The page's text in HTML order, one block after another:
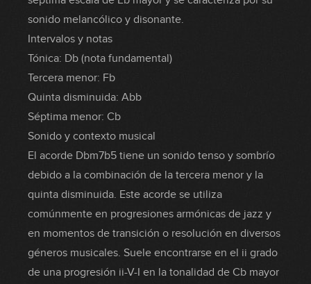
sonido melancólico y disonante.
Intervalos y notas
Tónica: Db (nota fundamental)
Tercera menor: Fb
Quinta disminuida: Abb
Séptima menor: Cb
Sonido y contexto musical
El acorde Dbm7b5 tiene un sonido tenso y sombrío
debido a la combinación de la tercera menor y la
quinta disminuida. Este acorde se utiliza
comúnmente en progresiones armónicas de jazz y
en momentos de transición o resolución en diversos
géneros musicales. Suele encontrarse en el ii grado
de una progresión ii-V-I en la tonalidad de Cb mayor